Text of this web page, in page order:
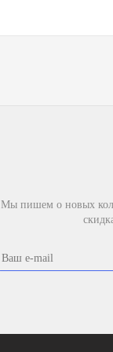
Мы пишем о новых